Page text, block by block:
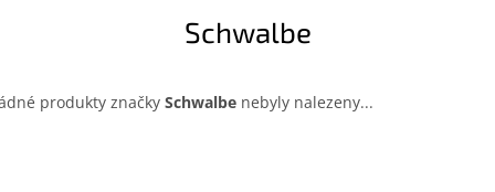
Schwalbe
produkty značky Schwalbe nebyly nalezeny...